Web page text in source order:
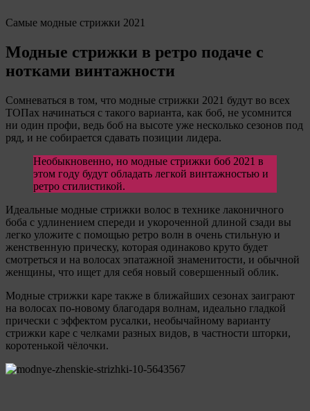
Самые модные стрижки 2021
Модные стрижки в ретро подаче с
нотками винтажности
Сомневаться в том, что модные стрижки 2021 будут во всех
ТОПах начинаться с такого варианта, как боб, не усомнится
ни один профи, ведь боб на высоте уже несколько сезонов под
ряд, и не собирается сдавать позиции лидера.
Необыкновенно, но модные стрижки боб 2021 в
этом году будут обладать легкой винтажностью и
ретро стилистикой.
Идеальные модные стрижки волос в технике лаконичного
боба с удлинением спереди и укороченной длиной сзади вы
легко уложите с помощью ретро волн в очень стильную и
женственную прическу, которая одинаково круто будет
смотреться и на волосах эпатажной знаменитости, и обычной
женщины, что ищет для себя новый совершенный облик.
Модные стрижки каре также в ближайших сезонах заиграют
на волосах по-новому благодаря волнам, идеально гладкой
прически с эффектом русалки, необычайному варианту
стрижки каре с челками разных видов, в частности шторки,
коротенькой чёлочки.